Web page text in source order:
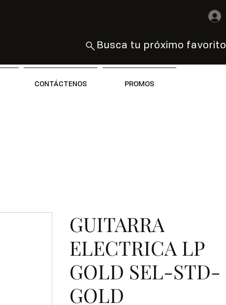
Busca tu próximo favorito
CONTÁCTENOS PROMOS
GUITARRA
ELECTRICA LP
GOLD SEL-STD-
GOLD